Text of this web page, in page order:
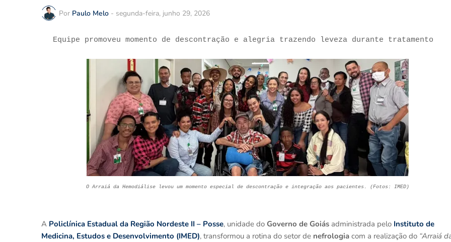
Por Paulo Melo - segunda-feira, junho 29, 2026
Equipe promoveu momento de descontração e alegria trazendo leveza durante tratamento
O Arraiá da Hemodiálise levou um momento especial de descontração e integração aos pacientes. (Fotos: IMED)
A Policlínica Estadual da Região Nordeste II – Posse, unidade do Governo de Goiás administrada pelo Instituto de
Medicina, Estudos e Desenvolvimento (IMED), transformou a rotina do setor de nefrologia com a realização do “Arraiá